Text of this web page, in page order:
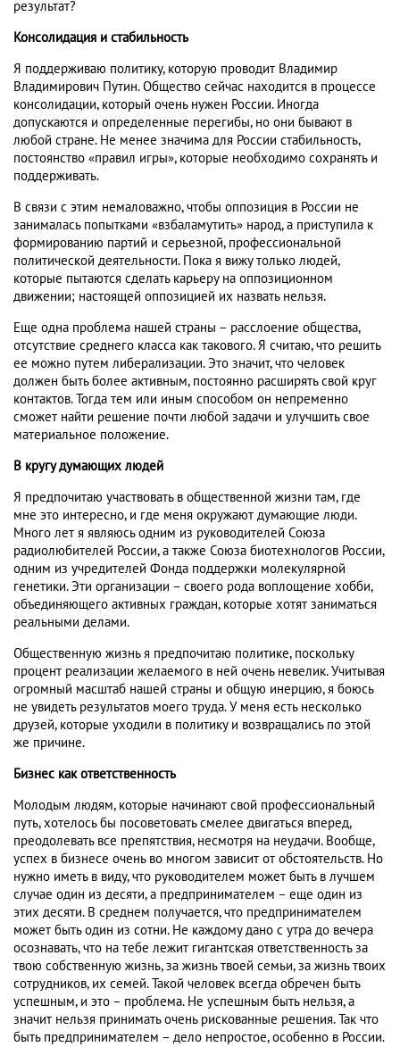
результат?
Консолидация и стабильность
Я поддерживаю политику, которую проводит Владимир
Владимирович Путин. Общество сейчас находится в процессе
консолидации, который очень нужен России. Иногда
допускаются и определенные перегибы, но они бывают в
любой стране. Не менее значима для России стабильность,
постоянство «правил игры», которые необходимо сохранять и
поддерживать.
В связи с этим немаловажно, чтобы оппозиция в России не
занималась попытками «взбаламутить» народ, а приступила к
формированию партий и серьезной, профессиональной
политической деятельности. Пока я вижу только людей,
которые пытаются сделать карьеру на оппозиционном
движении; настоящей оппозицией их назвать нельзя.
Еще одна проблема нашей страны – расслоение общества,
отсутствие среднего класса как такового. Я считаю, что решить
ее можно путем либерализации. Это значит, что человек
должен быть более активным, постоянно расширять свой круг
контактов. Тогда тем или иным способом он непременно
сможет найти решение почти любой задачи и улучшить свое
материальное положение.
В кругу думающих людей
Я предпочитаю участвовать в общественной жизни там, где
мне это интересно, и где меня окружают думающие люди.
Много лет я являюсь одним из руководителей Союза
радиолюбителей России, а также Союза биотехнологов России,
одним из учредителей Фонда поддержки молекулярной
генетики. Эти организации – своего рода воплощение хобби,
объединяющего активных граждан, которые хотят заниматься
реальными делами.
Общественную жизнь я предпочитаю политике, поскольку
процент реализации желаемого в ней очень невелик. Учитывая
огромный масштаб нашей страны и общую инерцию, я боюсь
не увидеть результатов моего труда. У меня есть несколько
друзей, которые уходили в политику и возвращались по этой
же причине.
Бизнес как ответственность
Молодым людям, которые начинают свой профессиональный
путь, хотелось бы посоветовать смелее двигаться вперед,
преодолевать все препятствия, несмотря на неудачи. Вообще,
успех в бизнесе очень во многом зависит от обстоятельств. Но
нужно иметь в виду, что руководителем может быть в лучшем
случае один из десяти, а предпринимателем – еще один из
этих десяти. В среднем получается, что предпринимателем
может быть один из сотни. Не каждому дано с утра до вечера
осознавать, что на тебе лежит гигантская ответственность за
твою собственную жизнь, за жизнь твоей семьи, за жизнь твоих
сотрудников, их семей. Такой человек всегда обречен быть
успешным, и это – проблема. Не успешным быть нельзя, а
значит нельзя принимать очень рискованные решения. Так что
быть предпринимателем – дело непростое, особенно в России.